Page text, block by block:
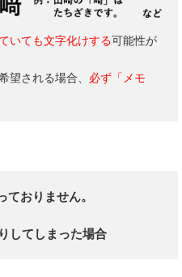
いても文字化けする可能性が
望される場合、 必ず「メモ
おりません。
してしまった場合